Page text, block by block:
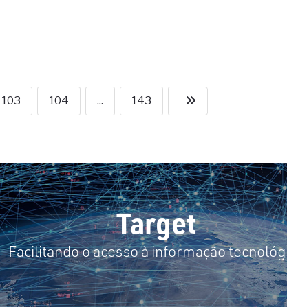
103 104 ... 143
Target
Facilitando o acesso à informação